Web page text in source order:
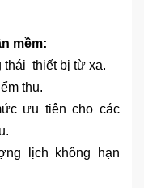
mềm:
thái thiết bị từ xa.
thu.
ưu tiên cho các
lịch không hạn